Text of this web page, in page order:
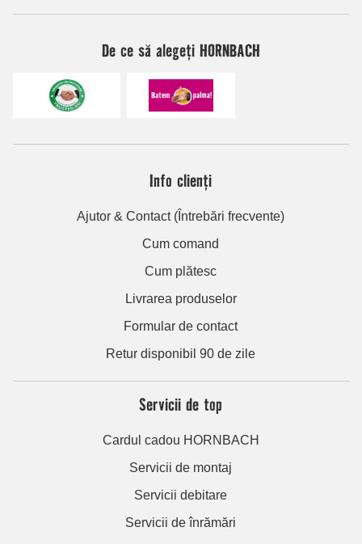
De ce să alegeți HORNBACH
Info clienți
Ajutor & Contact (Întrebări frecvente)
Cum comand
Cum plătesc
Livrarea produselor
Formular de contact
Retur disponibil 90 de zile
Servicii de top
Cardul cadou HORNBACH
Servicii de montaj
Servicii debitare
Servicii de înrămări